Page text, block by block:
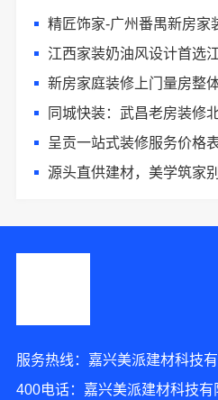
精匠饰家-广州番禺新房家
江西家装奶油风设计首选江西尚
新房家庭装修上门量房整
同城快装：武昌老房装修
呈贡一站式装修服务价格表，云
源头直供建材，美学筑家
服务热线：嘉兴美派建材科技
400电话：嘉兴美派建材科技有